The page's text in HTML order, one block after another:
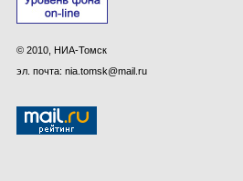
© 2010, НИА-Томск
эл. почта: nia.tomsk@mail.ru